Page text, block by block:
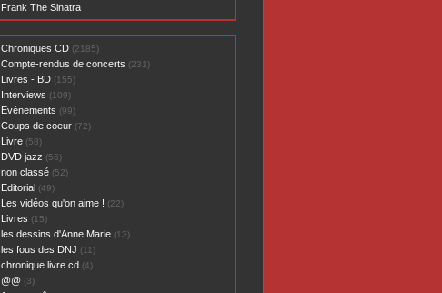
Frank The Sinatra
Chroniques CD (2185)
Compte-rendus de concerts (231)
Livres - BD (155)
Interviews (109)
Evènements (99)
Coups de coeur (72)
Livre (58)
DVD jazz (56)
non classé (52)
Editorial (49)
Les vidéos qu'on aime ! (22)
Livres (15)
les dessins d'Anne Marie (13)
les fous des DNJ (11)
chronique livre cd (4)
@@ (3)